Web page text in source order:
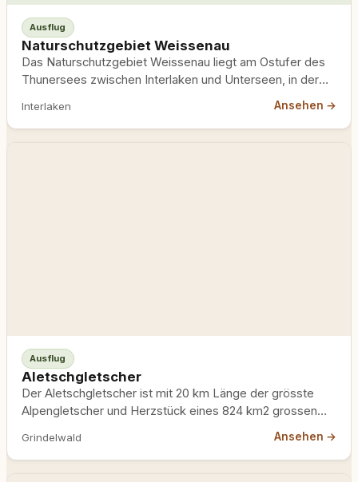
Ausflug
Naturschutzgebiet Weissenau
Das Naturschutzgebiet Weissenau liegt am Ostufer des
Thunersees zwischen Interlaken und Unterseen, in der
Interlaken Ansehen →
Ausflug
Aletschgletscher
Der Aletschgletscher ist mit 20 km Länge der grösste
Alpengletscher und Herzstück eines 824 km2 grossen
Grindelwald Ansehen →